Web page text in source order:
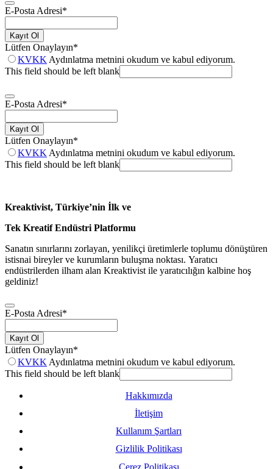
E-Posta Adresi*
Kayıt Ol
Lütfen Onaylayın*
KVKK Aydınlatma metnini okudum ve kabul ediyorum.
This field should be left blank
E-Posta Adresi*
Kayıt Ol
Lütfen Onaylayın*
KVKK Aydınlatma metnini okudum ve kabul ediyorum.
This field should be left blank
Kreaktivist, Türkiye’nin İlk ve
Tek Kreatif Endüstri Platformu
Sanatın sınırlarını zorlayan, yenilikçi üretimlerle toplumu dönüştüren
istisnai bireyler ve kurumların buluşma noktası. Yaratıcı
endüstrilerden ilham alan Kreaktivist ile yaratıcılığın kalbine hoş
geldiniz!
E-Posta Adresi*
Kayıt Ol
Lütfen Onaylayın*
KVKK Aydınlatma metnini okudum ve kabul ediyorum.
This field should be left blank
Hakkımızda
İletişim
Kullanım Şartları
Gizlilik Politikası
Çerez Politikası